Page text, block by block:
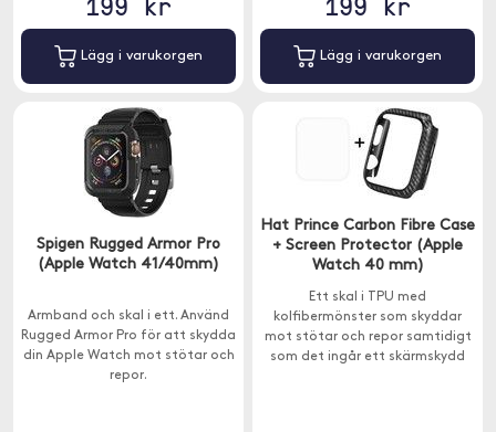
Lägg i varukorgen Lägg i varukorgen
Spigen Rugged Armor Pro
(Apple Watch 41/40mm)
Armband och skal i ett. Använd
Rugged Armor Pro för att skydda
din Apple Watch mot stötar och
repor.
Hat Prince Carbon Fibre Case
+ Screen Protector (Apple
Watch 40 mm)
Ett skal i TPU med
kolfibermönster som skyddar
mot stötar och repor samtidigt
som det ingår ett skärmskydd